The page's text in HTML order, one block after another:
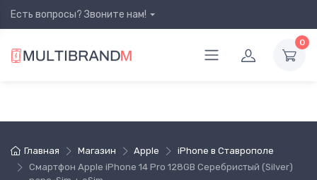
Есть вопросы? Звоните нам!
0
Главная Магазин Apple
iPhone в Ставрополе
Смартфон Apple iPhone 14 Pro 128GB Серебристый (Silver)